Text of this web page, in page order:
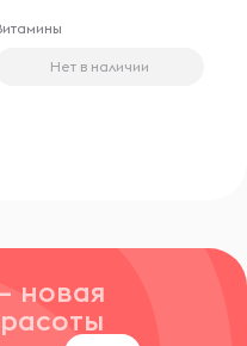
Бренд
для ухода за
Нет в наличии
новая